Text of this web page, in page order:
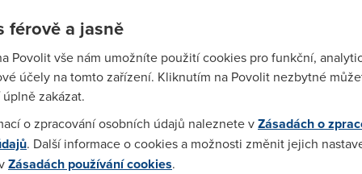
4xLAN WLAN 2xVPN IKE/IPsec (jenom
férově a jasně
Povolit vše nám umožníte použití cookies pro funkční,
účely na tomto zařízení. Kliknutím na Povolit nezbytné
zakázat.
o zpracování osobních údajů naleznete vZásadách o
. Další informace o cookies a možnosti změnit jejich
Zásadách používání cookies.